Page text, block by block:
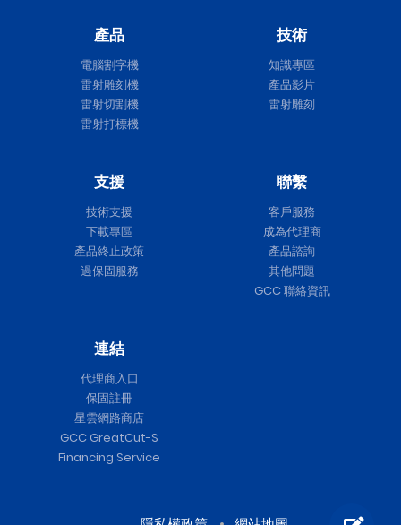
產品
電腦割字機
雷射雕刻機
雷射切割機
雷射打標機
技術
知識專區
產品影片
雷射雕刻
支援
技術支援
下載專區
產品終止政策
過保固服務
聯繫
客戶服務
成為代理商
產品諮詢
其他問題
GCC 聯絡資訊
連結
代理商入口
保固註冊
星雲網路商店
GCC GreatCut-S
Financing Service